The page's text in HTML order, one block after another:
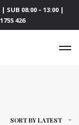
| SUB 08:00 – 13:00 |
426
SORT BY LATEST